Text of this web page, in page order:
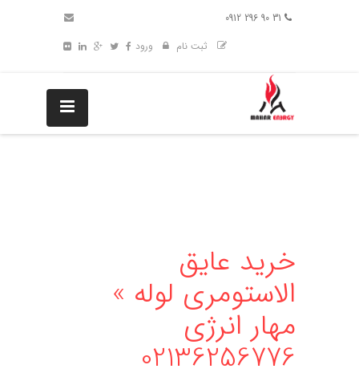
ثبت نام
ورود
خرید عایق
الاستومری لوله »
مهار انرژی
02136256776